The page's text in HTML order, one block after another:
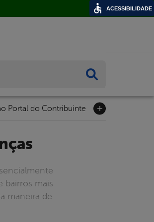
Portal do Contribuinte
bairros mais
maneira de
ACESSIBILIDADE